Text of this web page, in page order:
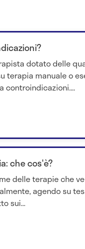
dotato delle
terapia manuale o
controindicazioni....
che cos'è?
delle terapie che
agendo su
sui...